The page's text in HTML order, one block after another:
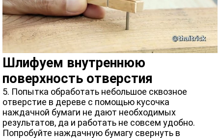
Шлифуем внутреннюю
поверхность отверстия
5. Попытка обработать небольшое сквозное
отверстие в дереве с помощью кусочка
наждачной бумаги не дают необходимых
результатов, да и работать не совсем удобно.
Попробуйте наждачную бумагу свернуть в